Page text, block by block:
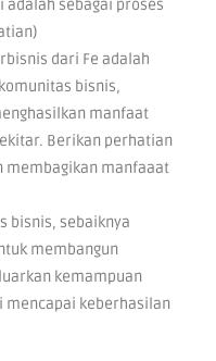
sebagai proses
dari Fe adalah
bisnis,
manfaat
Berikan perhatian
membagikan manfaaat
bisnis, sebaiknya
membangun
kemampuan
mencapai keberhasilan